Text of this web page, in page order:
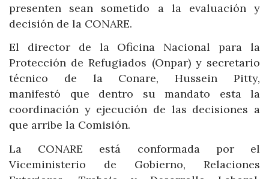
presenten sean sometido a la evaluación y
decisión de la CONARE.
El director de la Oficina Nacional para la
Protección de Refugiados (Onpar) y secretario
técnico de la Conare, Hussein Pitty,
manifestó que dentro su mandato esta la
coordinación y ejecución de las decisiones a
que arribe la Comisión.
La CONARE está conformada por el
Viceministerio de Gobierno, Relaciones